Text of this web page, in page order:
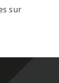
sur